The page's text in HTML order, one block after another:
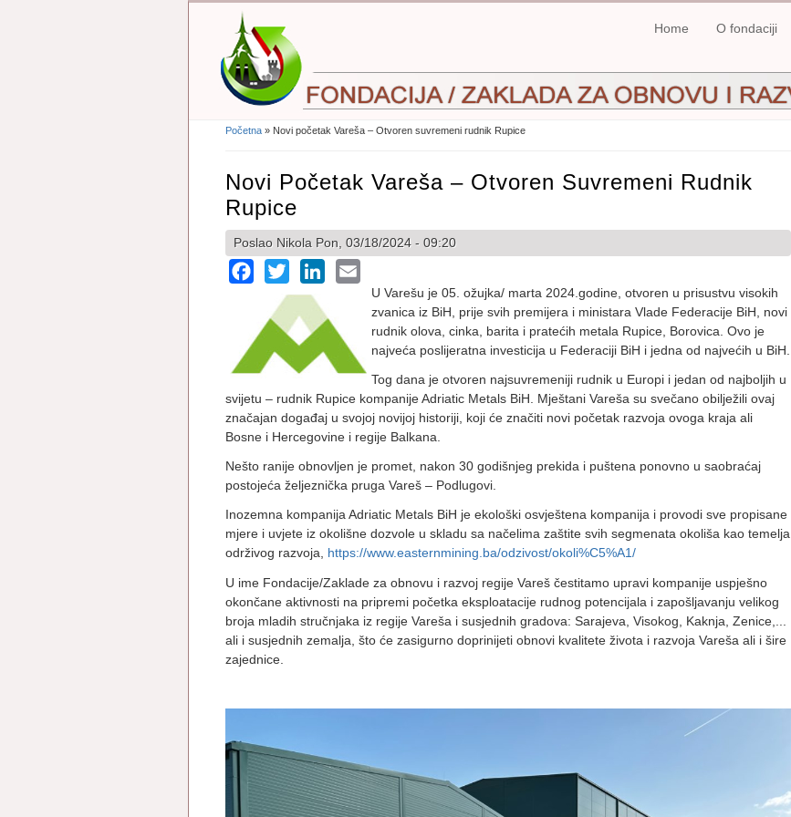
Home O fondaciji
Vi Ste Ovdje
Početna » Novi početak Vareša – Otvoren suvremeni rudnik Rupice
Novi Početak Vareša – Otvoren Suvremeni Rudnik
Rupice
Poslao Nikola Pon, 03/18/2024 - 09:20
Facebook
Twitter LinkedIn
U Varešu je 05. ožujka/ marta 2024.godine, otvoren u prisustvu visokih
zvanica iz BiH, prije svih premijera i ministara Vlade Federacije BiH, novi
rudnik olova, cinka, barita i pratećih metala Rupice, Borovica. Ovo je
najveća poslijeratna investicija u Federaciji BiH i jedna od najvećih u BiH.
Tog dana je otvoren najsuvremeniji rudnik u Europi i jedan od najboljih u
svijetu – rudnik Rupice kompanije Adriatic Metals BiH. Mještani Vareša su svečano obilježili ovaj
značajan događaj u svojoj novijoj historiji, koji će značiti novi početak razvoja ovoga kraja ali
Bosne i Hercegovine i regije Balkana.
Nešto ranije obnovljen je promet, nakon 30 godišnjeg prekida i puštena ponovno u saobraćaj
postojeća željeznička pruga Vareš – Podlugovi.
Inozemna kompanija Adriatic Metals BiH je ekološki osvještena kompanija i provodi sve propisane
mjere i uvjete iz okolišne dozvole u skladu sa načelima zaštite svih segmenata okoliša kao temelja
održivog razvoja, https://www.easternmining.ba/odzivost/okoli%C5%A1/
U ime Fondacije/Zaklade za obnovu i razvoj regije Vareš čestitamo upravi kompanije uspješno
okončane aktivnosti na pripremi početka eksploatacije rudnog potencijala i zapošljavanju velikog
broja mladih stručnjaka iz regije Vareša i susjednih gradova: Sarajeva, Visokog, Kaknja, Zenice,...
ali i susjednih zemalja, što će zasigurno doprinijeti obnovi kvalitete života i razvoja Vareša ali i šire
zajednice.